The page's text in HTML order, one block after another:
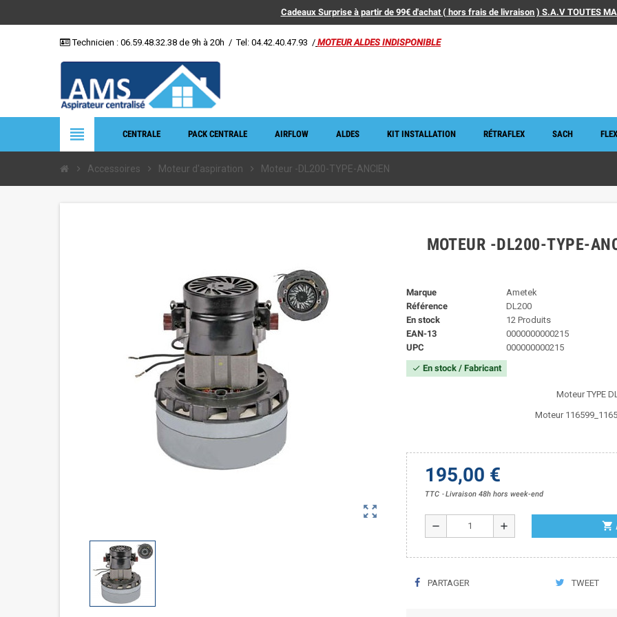
Cadeaux Surprise à partir de 99€ d'achat ( hors frais de livraison ) S.A.V TOUTES
Technicien : 06.59.48.32.38 de 9h à 20h / Tel: 04.42.40.47.93 / MOTEUR ALDES INDISPONIBLE
view_headline CENTRALE PACK CENTRALE AIRFLOW ALDES KIT INSTALLATION RÉTRAFLEX SACH
chevron_right Accessoires chevron_right Moteur d'aspiration chevron_right Moteur -DL200-TYPE-ANCIEN
zoom_out_map
MOTEUR -DL200-TYPE-
Marque
Ametek
Référence
DL200
En stock
12 Produits
EAN-13
0000000000215
UPC
000000000215
check En stock / Fabricant
Moteur TYPE
Moteur
195,00 €
TTC Livraison 48h hors week-end
remove add shopping_cart
PARTAGER TWEET